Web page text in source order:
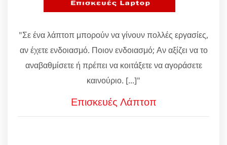
"Σε ένα λάπτοπ μπορούν να γίνουν πολλές εργασίες,
αν έχετε ενδοιασμό. Ποιον ενδοιασμό; Αν αξίζει να το
αναβαθμίσετε ή πρέπει να κοιτάξετε να αγοράσετε
καινούριο. [...]"
Επισκευές Λάπτοπ